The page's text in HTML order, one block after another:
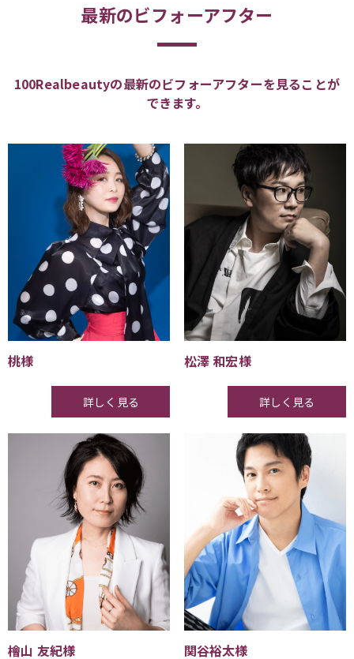
最新のビフォーアフター
100Realbeautyの最新のビフォーアフターを見ることが
できます。
桃様
詳しく見る
松澤 和宏様
詳しく見る
檜山 友紀様 関谷裕太様